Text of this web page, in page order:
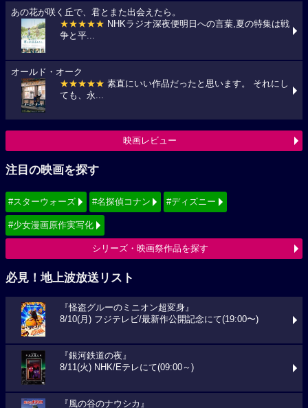
あの花が咲く丘で、君とまた出会えたら。
★★★★★ NHKラジオ深夜便明日への言葉,夏の特集は戦
争と平...
オールド・オーク
★★★★★ 素直にいい作品だったと思います。 それにし
ても、永...
映画レビュー
注目の映画を探す
#スターウォーズ #名探偵コナン #ディズニー
#少女漫画原作実写化
シリーズ・映画祭作品を探す
必見！地上波放送リスト
『怪盗グルーのミニオン超変身』
8/10(月) フジテレビ/最新作公開記念にて(19:00〜)
『銀河鉄道の夜』
8/11(火) NHK/Eテレにて(09:00～)
『風の谷のナウシカ』